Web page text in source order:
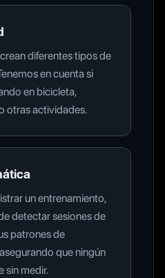
diferentes tipos de
en cuenta si
en bicicleta,
otras actividades.
un entrenamiento,
detectar sesiones de
patrones de
que ningún
sin medir.